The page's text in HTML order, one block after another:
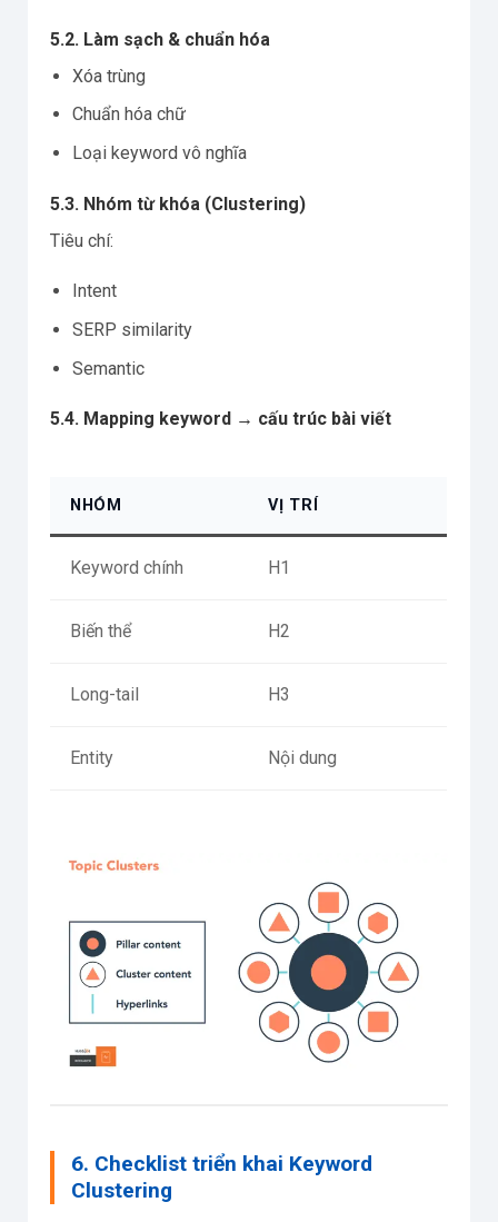
5.2. Làm sạch & chuẩn hóa
Xóa trùng
Chuẩn hóa chữ
Loại keyword vô nghĩa
5.3. Nhóm từ khóa (Clustering)
Tiêu chí:
Intent
SERP similarity
Semantic
5.4. Mapping keyword → cấu trúc bài viết
NHÓM VỊ TRÍ
Keyword chính H1
Biến thể H2
Long-tail H3
Entity Nội dung
6. Checklist triển khai Keyword
Clustering